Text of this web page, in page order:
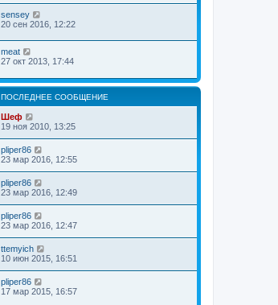
sensey
20 сен 2016, 12:22
meat
27 окт 2013, 17:44
ПОСЛЕДНЕЕ СООБЩЕНИЕ
Шеф
19 ноя 2010, 13:25
pliper86
23 мар 2016, 12:55
pliper86
23 мар 2016, 12:49
pliper86
23 мар 2016, 12:47
ttemyich
10 июн 2015, 16:51
pliper86
17 мар 2015, 16:57